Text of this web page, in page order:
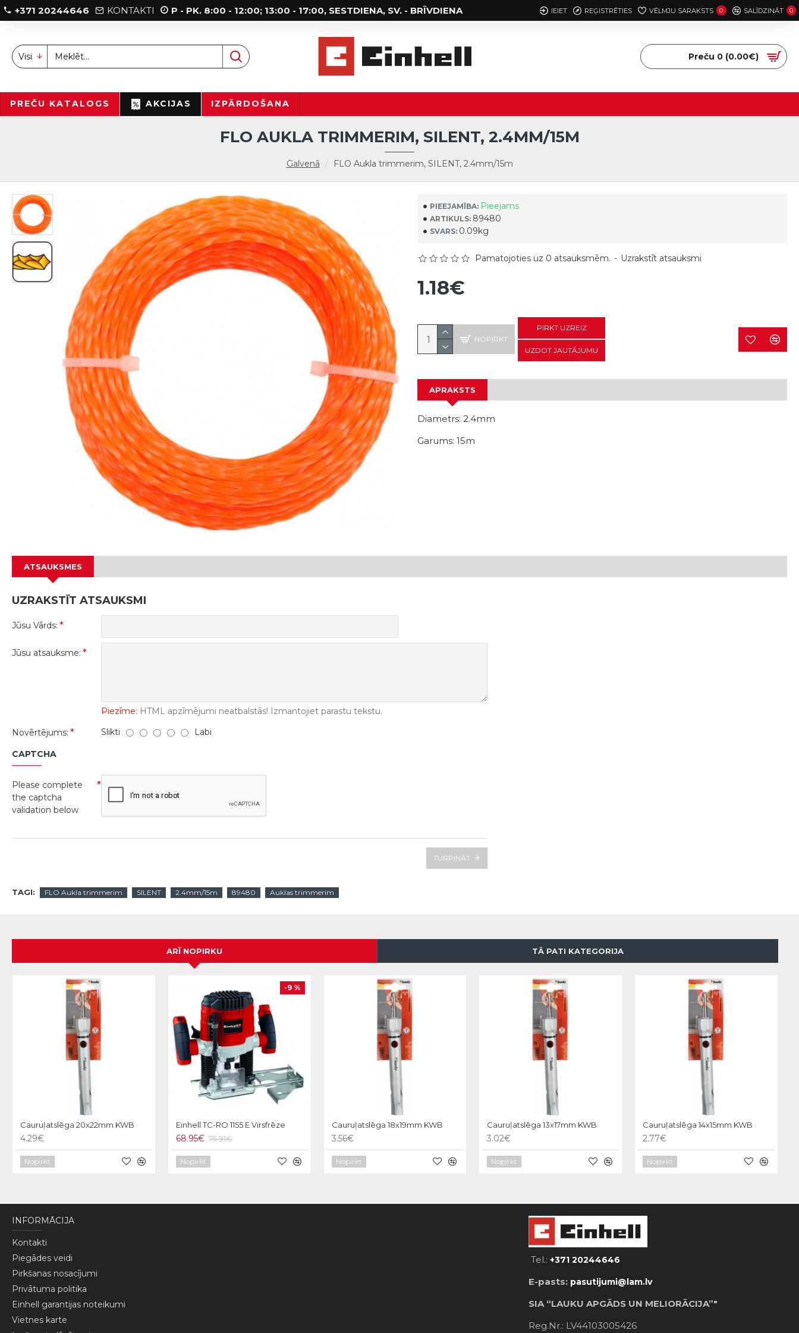
+371 20244646 KONTAKTI P - PK. 8:00 - 12:00; 13:00 - 17:00, SESTDIENA, SV. - BRĪVDIENA IEIET REĢISTRĒTIES VĒLMJU SARAKSTS 0 SALĪDZINĀT 0
Visi Preču 0 (0.00€)
PREČU KATALOGS AKCIJAS IZPĀRDOŠANA
Galvenā FLO Aukla trimmerim, SILENT, 2.4mm/15m
FLO AUKLA TRIMMERIM, SILENT, 2.4MM/15M
PIEEJAMĪBA: Pieejams
ARTIKULS: 89480
SVARS: 0.09kg
Pamatojoties uz 0 atsauksmēm. - Uzrakstīt atsauksmi
1.18€
NOPIRKT
PIRKT UZREIZ
UZDOT JAUTĀJUMU
APRAKSTS
Diametrs: 2.4mm
Garums: 15m
ATSAUKSMES
UZRAKSTĪT ATSAUKSMI
Jūsu Vārds:
Jūsu atsauksme:
Piezīme: HTML apzīmējumi neatbalstās! Izmantojiet parastu tekstu.
Novērtējums:
Slikti Labi
CAPTCHA
Please complete
the captcha
validation below
TURPINĀT
TAGI: FLO Aukla trimmerim SILENT 2.4mm/15m 89480 Auklas trimmerim
ARĪ NOPIRKU TĀ PATI KATEGORIJA
Cauruļatslēga 20x22mm KWB
4.29€
Nopirkt
-9 %
Einhell TC-RO 1155 E Virsfrēze
68.95€ 75.91€
Nopirkt
Cauruļatslēga 18x19mm KWB
3.56€
Nopirkt
Cauruļatslēga 13x17mm KWB
3.02€
Nopirkt
Cauruļatslēga 14x15mm KWB
2.77€
Nopirkt
INFORMĀCIJA
Kontakti
Piegādes veidi
Pirkšanas nosacījumi
Privātuma politika
Einhell garantijas noteikumi
Vietnes karte
Tel.:+371 20244646
E-pasts: pasutijumi@lam.lv
SIA “LAUKU APGĀDS UN MELIORĀCIJA”"
Reg.Nr.: LV44103005426